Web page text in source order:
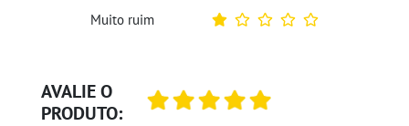
AVALIE O
PRODUTO:
Muito ruim